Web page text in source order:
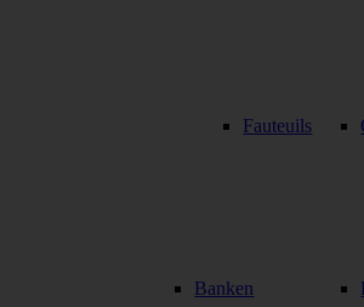
Fauteuils
Banken